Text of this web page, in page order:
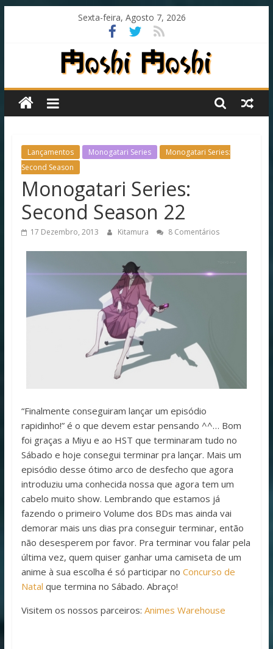
Sexta-feira, Agosto 7, 2026
Moshi
Moshi
Subs
fansub
diferente
de
outros!
Lançamentos Monogatari Series
Monogatari Series:
Second Season
Monogatari Series:
Second Season 22
17 Dezembro, 2013 Kitamura 8 Comentários
“Finalmente conseguiram lançar um episódio
rapidinho!” é o que devem estar pensando ^^… Bom
foi graças a Miyu e ao HST que terminaram tudo no
Sábado e hoje consegui terminar pra lançar. Mais um
episódio desse ótimo arco de desfecho que agora
introduziu uma conhecida nossa que agora tem um
cabelo muito show. Lembrando que estamos já
fazendo o primeiro Volume dos BDs mas ainda vai
demorar mais uns dias pra conseguir terminar, então
não desesperem por favor. Pra terminar vou falar pela
última vez, quem quiser ganhar uma camiseta de um
anime à sua escolha é só participar no Concurso de
Natal que termina no Sábado. Abraço!
Visitem os nossos parceiros: Animes Warehouse